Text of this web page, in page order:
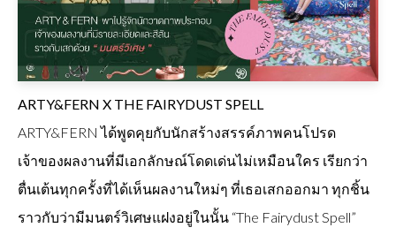
ABOUT
CONTACT
ARTY&FERN X THE FAIRYDUST SPELL
ARTY&FERN ได้พูดคุยกับนักสร้างสรรค์ภาพคนโปรด
เจ้าของผลงานที่มีเอกลักษณ์โดดเด่นไม่เหมือนใคร เรียกว่า
ตื่นเต้นทุกครั้งที่ได้เห็นผลงานใหม่ๆ ที่เธอเสกออกมา ทุกชิ้น
ราวกับว่ามีมนตร์วิเศษแฝงอยู่ในนั้น “The Fairydust Spell”